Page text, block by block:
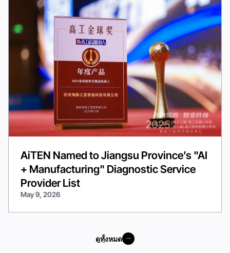
AiTEN Named to Jiangsu Province’s "AI
+ Manufacturing" Diagnostic Service
Provider List
May 9, 2026
ดูทั้งหมด